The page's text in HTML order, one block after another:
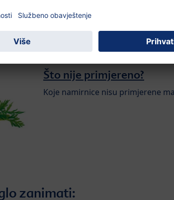
Što nije primjereno?
Koje namirnice nisu primjerene
zanimati: